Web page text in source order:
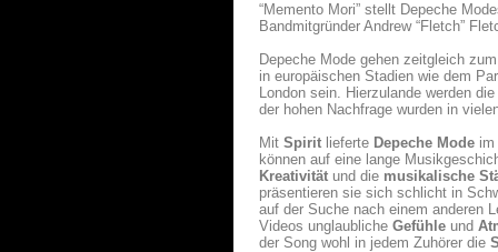
“Memento Mori” stellt Depeche
Bandmitgründer Andrew “Fletch”
Depeche Mode gehen zeitgleich
in europäischen Stadien wie dem
London sein. Hierzulande werden
der hohen Nachfrage wurden in
Mit Spirit lieferte Depeche Mode
können auf eine lange
Kreativität und die musikalische
präsentieren sie sich schlicht in
auf der Suche nach einem anderen
Videos unglaubliche Gefühle und
der Song wohl in jedem Zuhörer die